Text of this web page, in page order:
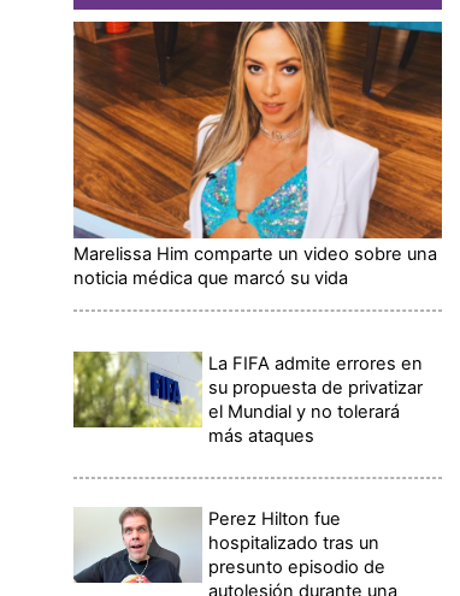
Marelissa Him comparte un video sobre una
noticia médica que marcó su vida
La FIFA admite errores en
su propuesta de privatizar
el Mundial y no tolerará
más ataques
Perez Hilton fue
hospitalizado tras un
presunto episodio de
autolesión durante una